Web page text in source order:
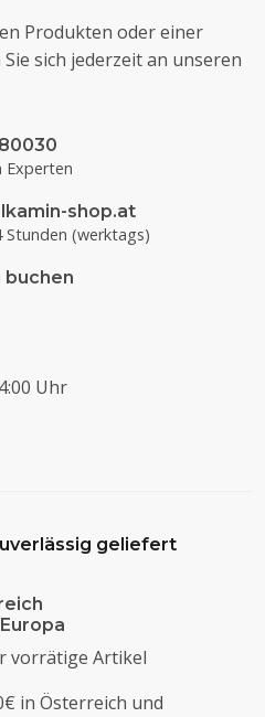
Produkten oder einer
sich jederzeit an unseren
Experten
shop.at
(werktags)
buchen
Uhr
geliefert
vorrätige Artikel
in Österreich und